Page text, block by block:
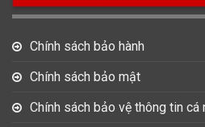
Chính sách bảo hành
Chính sách bảo mật
Chính sách bảo vệ thông tin cá